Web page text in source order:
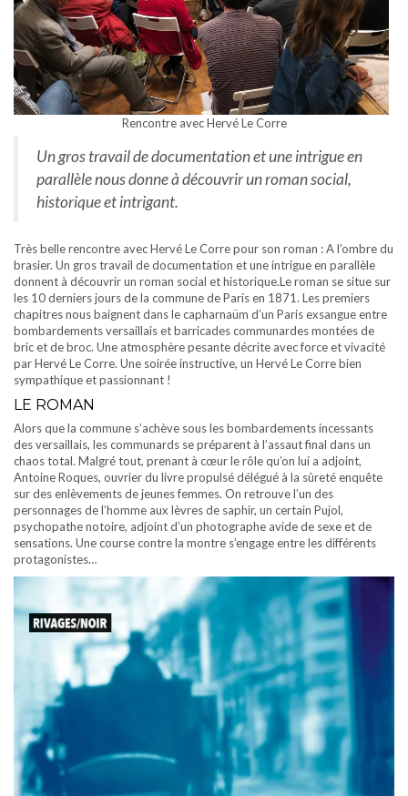
Rencontre avec Hervé Le Corre
Un gros travail de documentation et une intrigue en
parallèle nous donne à découvrir un roman social,
historique et intrigant.
Très belle rencontre avec Hervé Le Corre pour son roman : A l’ombre du
brasier. Un gros travail de documentation et une intrigue en parallèle
donnent à découvrir un roman social et historique.Le roman se situe sur
les 10 derniers jours de la commune de Paris en 1871. Les premiers
chapitres nous baignent dans le capharnaüm d’un Paris exsangue entre
bombardements versaillais et barricades communardes montées de
bric et de broc. Une atmosphère pesante décrite avec force et vivacité
par Hervé Le Corre. Une soirée instructive, un Hervé Le Corre bien
sympathique et passionnant !
LE ROMAN
Alors que la commune s’achève sous les bombardements incessants
des versaillais, les communards se préparent à l’assaut final dans un
chaos total. Malgré tout, prenant à cœur le rôle qu’on lui a adjoint,
Antoine Roques, ouvrier du livre propulsé délégué à la sûreté enquête
sur des enlèvements de jeunes femmes. On retrouve l’un des
personnages de l’homme aux lèvres de saphir, un certain Pujol,
psychopathe notoire, adjoint d’un photographe avide de sexe et de
sensations. Une course contre la montre s’engage entre les différents
protagonistes…